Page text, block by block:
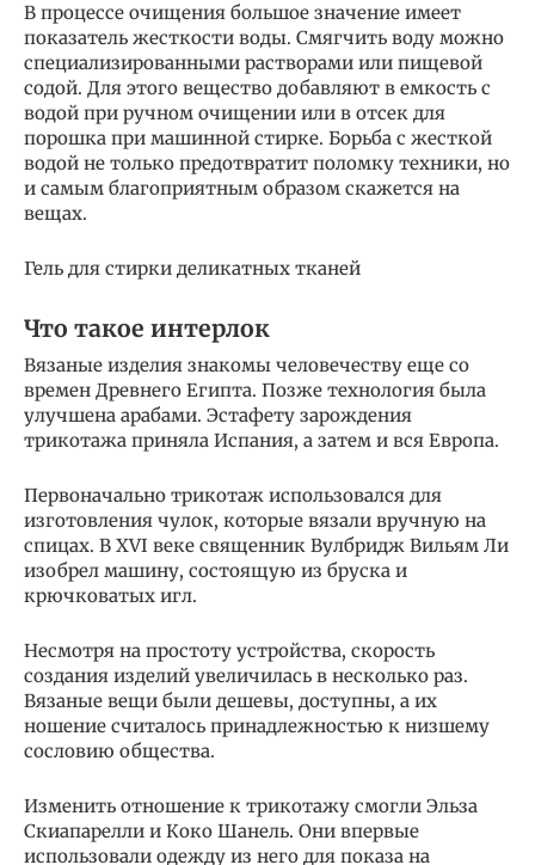
В процессе очищения большое значение имеет
показатель жесткости воды. Смягчить воду можно
специализированными растворами или пищевой
содой. Для этого вещество добавляют в емкость с
водой при ручном очищении или в отсек для
порошка при машинной стирке. Борьба с жесткой
водой не только предотвратит поломку техники, но
и самым благоприятным образом скажется на
вещах.
Гель для стирки деликатных тканей
Что такое интерлок
Вязаные изделия знакомы человечеству еще со
времен Древнего Египта. Позже технология была
улучшена арабами. Эстафету зарождения
трикотажа приняла Испания, а затем и вся Европа.
Первоначально трикотаж использовался для
изготовления чулок, которые вязали вручную на
спицах. В XVI веке священник Вулбридж Вильям Ли
изобрел машину, состоящую из бруска и
крючковатых игл.
Несмотря на простоту устройства, скорость
создания изделий увеличилась в несколько раз.
Вязаные вещи были дешевы, доступны, а их
ношение считалось принадлежностью к низшему
сословию общества.
Изменить отношение к трикотажу смогли Эльза
Скиапарелли и Коко Шанель. Они впервые
использовали одежду из него для показа на